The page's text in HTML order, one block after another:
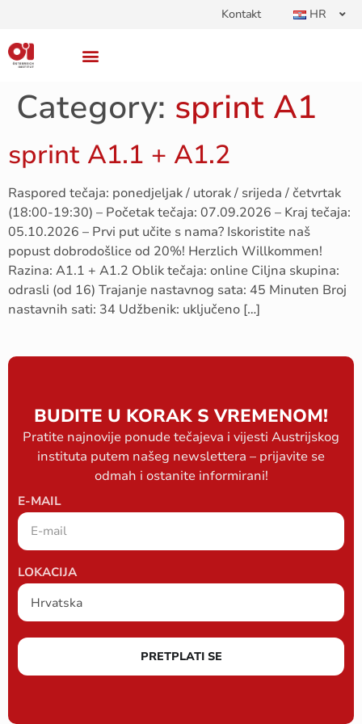
Kontakt HR
Category: sprint A1
sprint A1.1 + A1.2
Raspored tečaja: ponedjeljak / utorak / srijeda / četvrtak
(18:00-19:30) – Početak tečaja: 07.09.2026 – Kraj tečaja:
05.10.2026 – Prvi put učite s nama? Iskoristite naš
popust dobrodošlice od 20%! Herzlich Willkommen!
Razina: A1.1 + A1.2 Oblik tečaja: online Ciljna skupina:
odrasli (od 16) Trajanje nastavnog sata: 45 Minuten Broj
nastavnih sati: 34 Udžbenik: uključeno […]
BUDITE U KORAK S VREMENOM!
Pratite najnovije ponude tečajeva i vijesti Austrijskog
instituta putem našeg newslettera – prijavite se
odmah i ostanite informirani!
E-MAIL
LOKACIJA
PRETPLATI SE